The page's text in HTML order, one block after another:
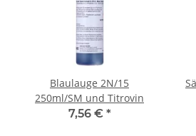
Blaulauge 2N/15
250ml/SM und Titrovin
7,56 € *